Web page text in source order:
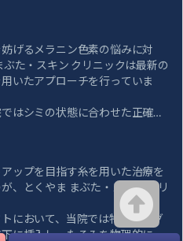
げるメラニン色素の悩みに対
ぶた・スキン クリニックは最新の
いたアプローチを行っていま
はシミの状態に合わせた正確な
ザー波長の選択で、肌への負担
に色素を分解するシミ取り治療
です。
真皮メラノサイトーシスなど、
て専門的な知見から最適な治療
。
るく整えることで、毎日のメイ
るはずです。
ップを目指す糸を用いた治療を
、とくやま まぶた・スキン クリ
において、当院では特殊なコグ
に挿入し、たるみを物理的に引